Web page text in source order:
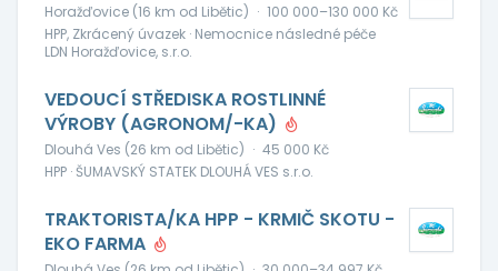
Horažďovice (16 km od Libětic) · 100 000–130 000 Kč
HPP, Zkrácený úvazek · Nemocnice následné péče
LDN Horažďovice, s.r.o.
VEDOUCÍ STŘEDISKA ROSTLINNÉ
VÝROBY (AGRONOM/-KA)
Dlouhá Ves (26 km od Libětic) · 45 000 Kč
HPP · ŠUMAVSKÝ STATEK DLOUHÁ VES s.r.o.
TRAKTORISTA/KA HPP - KRMIČ SKOTU -
EKO FARMA